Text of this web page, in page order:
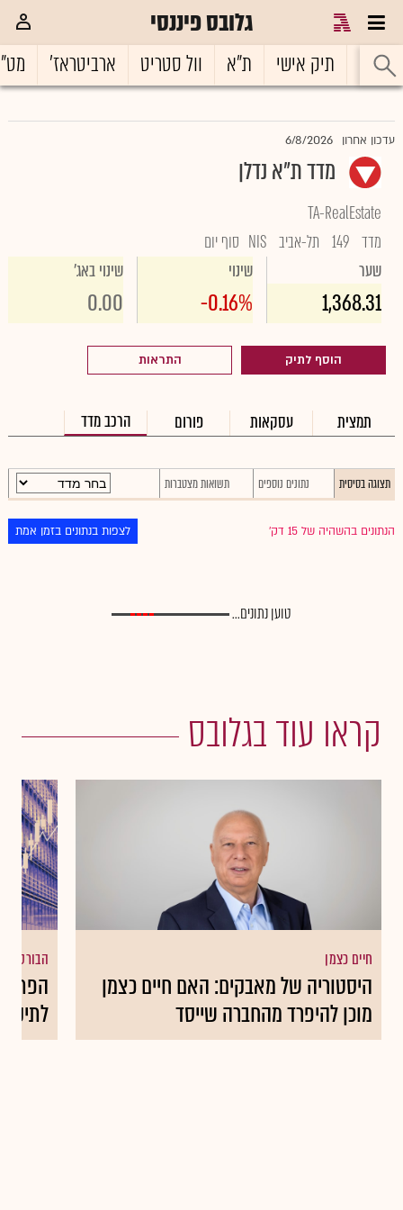
גלובס פיננסי
ראשי תיק אישי ת"א וול סטריט ארביטראז'
עדכון אחרון 6/8/2026
מדד ת"א נדלן
TA-RealEstate
מדד 149 תל-אביב NIS סוף יום
שער
1,368.31
שינוי
-0.16%
שינוי באג'
0.00
הוסף לתיק התראות
תמצית עסקאות פורום הרכב מדד
תצוגה בסיסית נתונים נוספים תשואות מצטברות
הנתונים בהשהיה של 15 דק׳ לצפות בנתונים בזמן אמת
טוען נתונים...
קראו עוד בגלובס
חיים כצמן
היסטוריה של מאבקים: האם חיים כצמן
מוכן להיפרד מהחברה שייסד
הבורסה
הפתק
לתיק